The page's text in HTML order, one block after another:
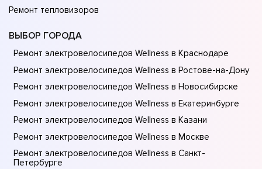
Ремонт тепловизоров
ВЫБОР ГОРОДА
Ремонт электровелосипедов Wellness в Краснодаре
Ремонт электровелосипедов Wellness в Ростове-на-Донy
Ремонт электровелосипедов Wellness в Новосибирске
Ремонт электровелосипедов Wellness в Екатеринбурге
Ремонт электровелосипедов Wellness в Казани
Ремонт электровелосипедов Wellness в Москве
Ремонт электровелосипедов Wellness в Санкт-
Петербурге